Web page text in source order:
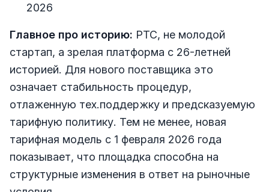
2026
Главное про историю: РТС, не молодой
стартап, а зрелая платформа с 26-летней
историей. Для нового поставщика это
означает стабильность процедур,
отлаженную тех.поддержку и предсказуемую
тарифную политику. Тем не менее, новая
тарифная модель с 1 февраля 2026 года
показывает, что площадка способна на
структурные изменения в ответ на рыночные